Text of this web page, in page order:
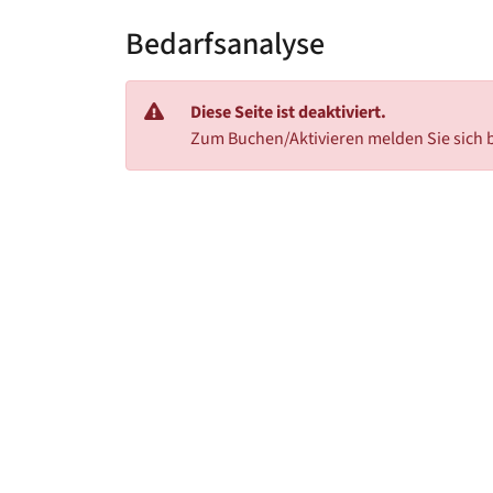
Bedarfsanalyse
Diese Seite ist deaktiviert.
Zum Buchen/Aktivieren melden Sie sich